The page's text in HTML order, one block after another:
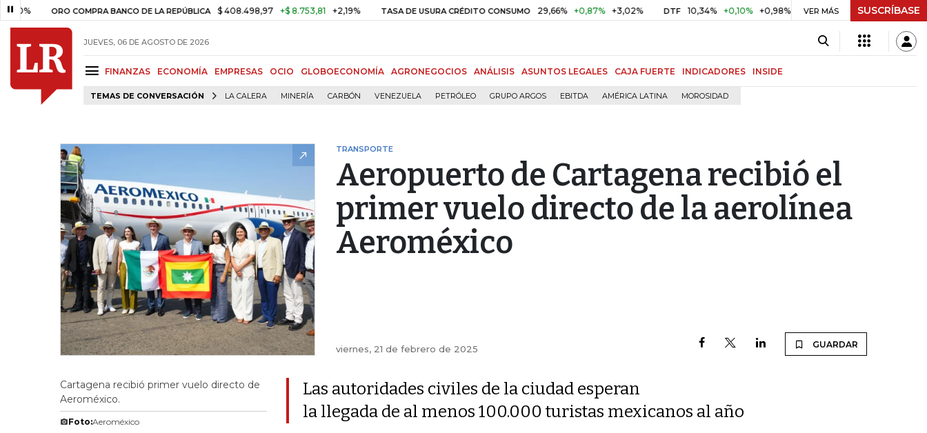
ORO COMPRA BANCO DE LA REPÚBLICA $ 408.498,97 +$ 8.753,81 +2,19% TASA DE USURA CRÉDITO CONSUMO 29,66% +0,87% +3,02% DTF 10,34% +0,10% +0,98% UVR $ 416,86 +$ 0,05 +0,01%
VER MÁS SUSCRÍBASE
JUEVES, 06 DE AGOSTO DE 2026
FINANZAS ECONOMÍA EMPRESAS OCIO GLOBOECONOMÍA AGRONEGOCIOS ANÁLISIS ASUNTOS LEGALES CAJA FUERTE INDICADORES INSIDE
TEMAS DE CONVERSACIÓN LA CALERA MINERÍA CARBÓN VENEZUELA PETRÓLEO GRUPO ARGOS EBITDA AMÉRICA LATINA MOROSIDAD
TRANSPORTE
Aeropuerto de Cartagena recibió el
primer vuelo directo de la aerolínea
Aeroméxico
viernes, 21 de febrero de 2025 GUARDAR
Cartagena recibió primer vuelo directo de
Aeroméxico.
Foto:Aeroméxico
Las autoridades civiles de la ciudad esperan
la llegada de al menos 100.000 turistas mexicanos al año